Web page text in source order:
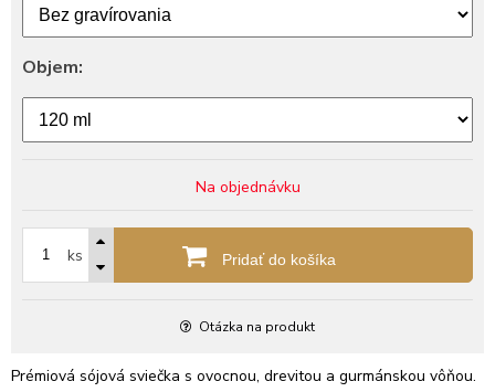
Objem:
Na objednávku
ks Pridať do košíka
Otázka na produkt
Prémiová sójová sviečka s ovocnou, drevitou a gurmánskou vôňou.